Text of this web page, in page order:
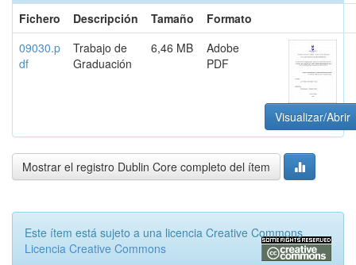
Fichero
Descripción Tamaño
Formato
09030.p
df
Trabajo de
Graduación
6,46 MB
Adobe
PDF
Visualizar/Abrir
Mostrar el registro Dublin Core completo del ítem
Este ítem está sujeto a una licencia Creative Commons
Licencia Creative Commons